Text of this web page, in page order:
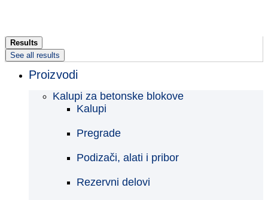
Results
See all results
Proizvodi
Kalupi za betonske blokove
Kalupi
Pregrade
Podizači, alati i pribor
Rezervni delovi